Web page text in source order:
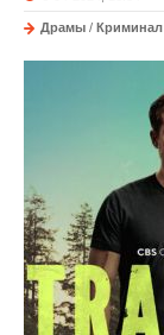
Драмы / Криминал